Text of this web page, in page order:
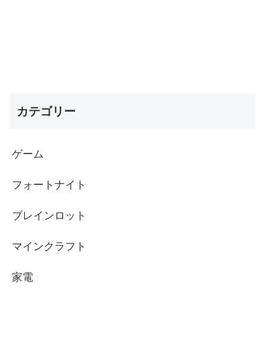
カテゴリー
ゲーム
フォートナイト
ブレインロット
マインクラフト
家電